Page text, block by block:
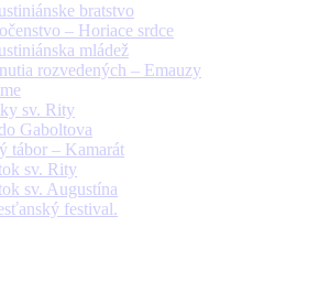
bratstvo
– Horiace srdce
mládež
rozvedených – Emauzy
sv. Rity
Gaboltova
tábor – Kamarát
sv. Rity
sv. Augustína
festival.